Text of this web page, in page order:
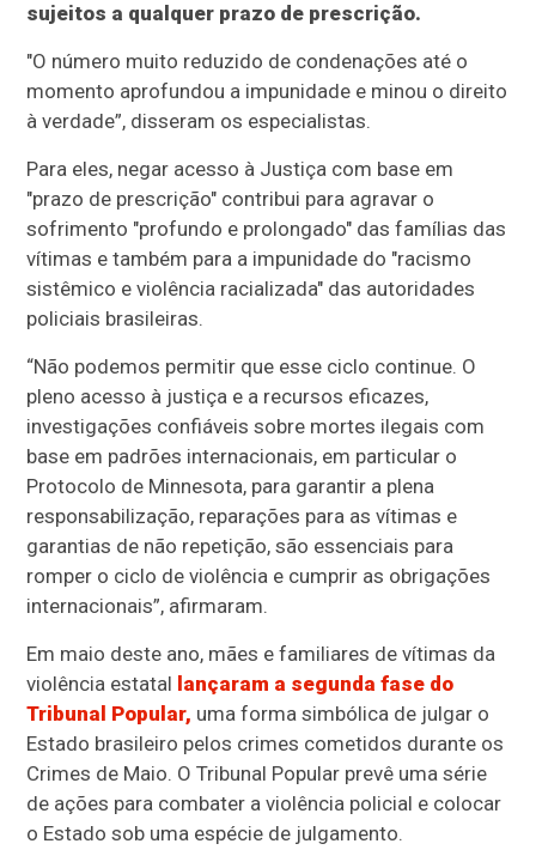
sujeitos a qualquer prazo de prescrição.
"O número muito reduzido de condenações até o
momento aprofundou a impunidade e minou o direito
à verdade”, disseram os especialistas.
Para eles, negar acesso à Justiça com base em
"prazo de prescrição" contribui para agravar o
sofrimento "profundo e prolongado" das famílias das
vítimas e também para a impunidade do "racismo
sistêmico e violência racializada" das autoridades
policiais brasileiras.
“Não podemos permitir que esse ciclo continue. O
pleno acesso à justiça e a recursos eficazes,
investigações confiáveis sobre mortes ilegais com
base em padrões internacionais, em particular o
Protocolo de Minnesota, para garantir a plena
responsabilização, reparações para as vítimas e
garantias de não repetição, são essenciais para
romper o ciclo de violência e cumprir as obrigações
internacionais”, afirmaram.
Em maio deste ano, mães e familiares de vítimas da
violência estatal lançaram a segunda fase do
Tribunal Popular, uma forma simbólica de julgar o
Estado brasileiro pelos crimes cometidos durante os
Crimes de Maio. O Tribunal Popular prevê uma série
de ações para combater a violência policial e colocar
o Estado sob uma espécie de julgamento.